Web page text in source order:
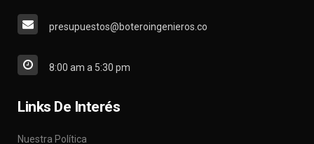
presupuestos@boteroingenieros.co
8:00 am a 5:30 pm
Links De Interés
Nuestra Política